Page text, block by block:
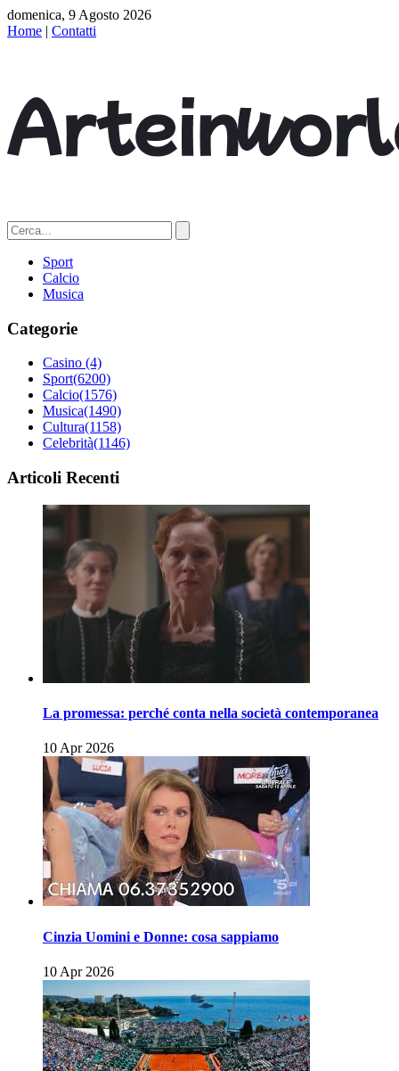
domenica, 9 Agosto 2026
Home | Contatti
Sport
Calcio
Musica
Categorie
Casino (4)
Sport(6200)
Calcio(1576)
Musica(1490)
Cultura(1158)
Celebrità(1146)
Articoli Recenti
La promessa: perché conta nella società contemporanea
10 Apr 2026
Cinzia Uomini e Donne: cosa sappiamo
10 Apr 2026